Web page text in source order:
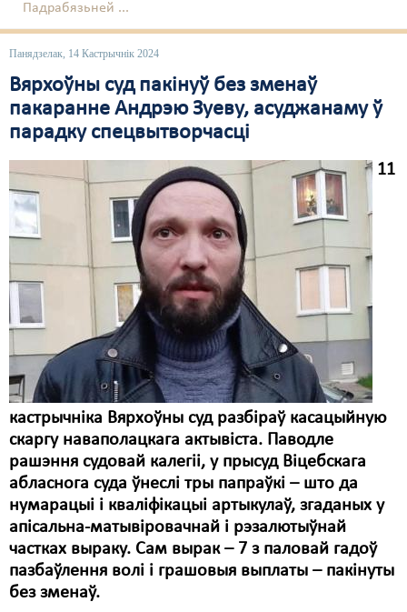
Падрабязьней ...
Панядзелак, 14 Кастрычнік 2024
Вярхоўны суд пакінуў без зменаў
пакаранне Андрэю Зуеву, асуджанаму ў
парадку спецвытворчасці
11
кастрычніка Вярхоўны суд разбіраў касацыйную
скаргу наваполацкага актывіста. Паводле
рашэння судовай калегіі, у прысуд Віцебскага
абласнога суда ўнеслі тры папраўкі – што да
нумарацыі і кваліфікацыі артыкулаў, згаданых у
апісальна-матывіровачнай і рэзалютыўнай
частках выраку. Сам вырак – 7 з паловай гадоў
пазбаўлення волі і грашовыя выплаты – пакінуты
без зменаў.
Распальваньне варожасьці
Рознае
Свабода слова
Свабода сумленьня
Суд
Сьмяротнае пакараньне
Экалёгія
Правы працоўных
Сацыяльныя правы